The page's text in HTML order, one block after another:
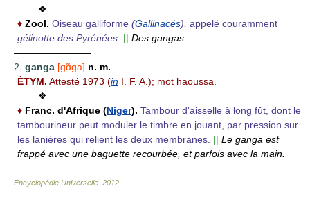
❖
♦ Zool. Oiseau galliforme (Gallinacés), appelé couramment
gélinotte des Pyrénées. || Des gangas.
————————
2. ganga [gɑ̃ga] n. m.
ÉTYM. Attesté 1973 (in I. F. A.); mot haoussa.
❖
♦ Franc. d'Afrique (Niger). Tambour d'aisselle à long fût, dont le
tambourineur peut moduler le timbre en jouant, par pression sur
les lanières qui relient les deux membranes. || Le ganga est
frappé avec une baguette recourbée, et parfois avec la main.
Encyclopédie Universelle 2012